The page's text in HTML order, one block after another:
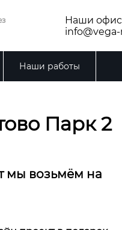
Наши
Наши работы
Парк 2
мы возьмём на